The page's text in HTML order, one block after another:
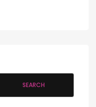
SEARCH